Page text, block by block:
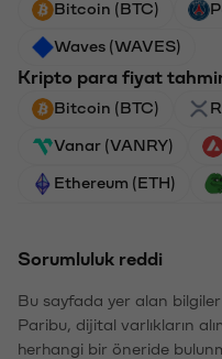
Bitcoin (BTC)
Waves (WAVES)
Kripto para fiyat
Bitcoin (BTC)
Vanar (VANRY)
Ethereum (ETH)
Sorumluluk reddi
Bu sayfada yer alan bilgiler
Paribu, dijital varlıkların
herhangi bir öneride